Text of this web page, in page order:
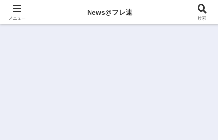
メニュー
News@フレ速
検索